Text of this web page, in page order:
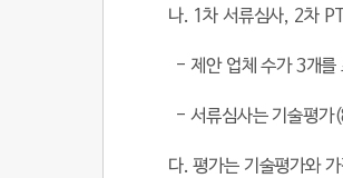
나. 1차 서류심사, 2차
- 제안 업체 수가3개를
-서류심사는 기술평가
다.평가는 기술평가와